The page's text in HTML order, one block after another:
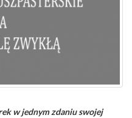
w jednym zdaniu swojej